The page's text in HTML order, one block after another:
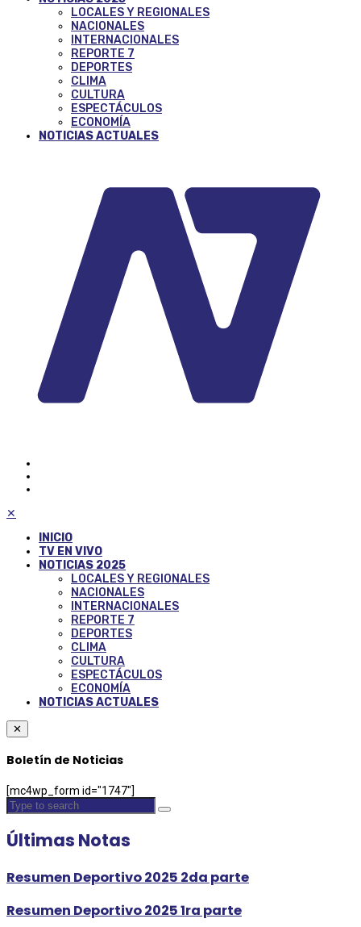
LOCALES Y REGIONALES
NACIONALES
INTERNACIONALES
REPORTE 7
DEPORTES
CLIMA
CULTURA
ESPECTÁCULOS
ECONOMÍA
NOTICIAS ACTUALES
✕
INICIO
TV EN VIVO
NOTICIAS 2025
LOCALES Y REGIONALES
NACIONALES
INTERNACIONALES
REPORTE 7
DEPORTES
CLIMA
CULTURA
ESPECTÁCULOS
ECONOMÍA
NOTICIAS ACTUALES
✕
Boletín de Noticias
[mc4wp_form id="1747"]
Últimas Notas
Resumen Deportivo 2025 2da parte
Resumen Deportivo 2025 1ra parte